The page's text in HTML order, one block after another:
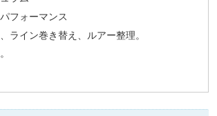
フォーマンス
ライン巻き替え、ルアー整理。